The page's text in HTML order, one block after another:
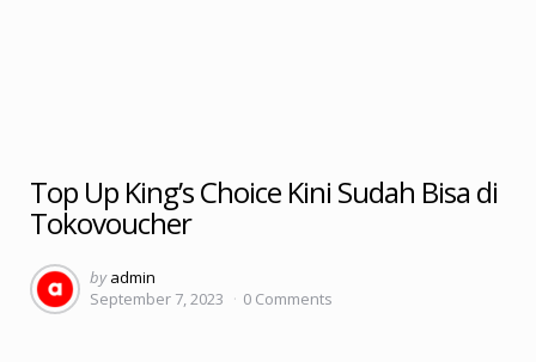
Top Up King’s Choice Kini Sudah Bisa di
Tokovoucher
Posted
by
by admin
September 7, 2023
0 Comments